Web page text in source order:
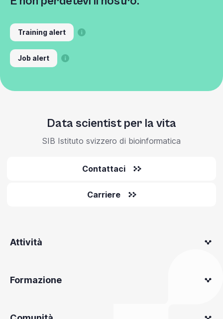
Training alert
Job alert
Data scientist per la vita
SIB Istituto svizzero di bioinformatica
Contattaci
Carriere
Attività
Formazione